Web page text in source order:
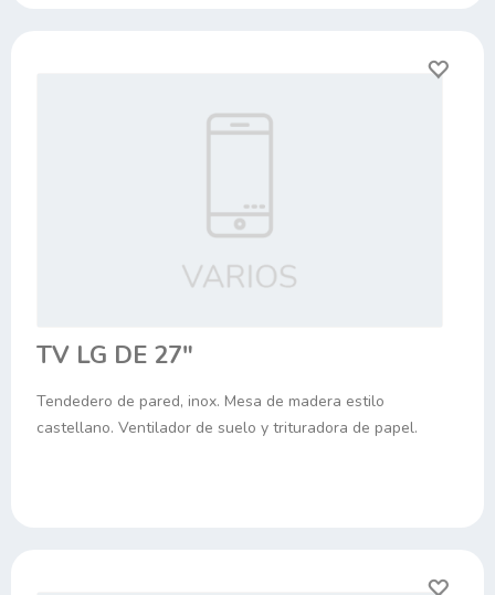
TV LG DE 27"
Tendedero de pared, inox. Mesa de madera estilo
castellano. Ventilador de suelo y trituradora de papel.